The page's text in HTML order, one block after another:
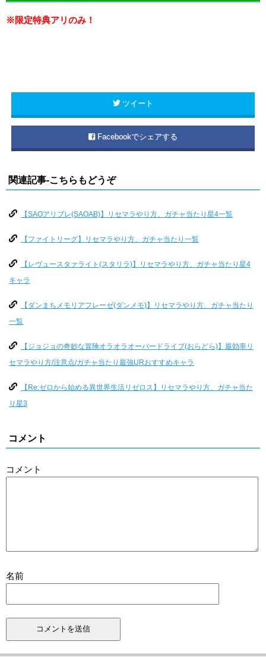
※限定特典アリのみ！
ツイート
Facebookでシェアする
関連記事-こちらもどうぞ
【SAOアリブレ(SAOAB)】リセマラやり方、ガチャ当たり星4一覧
【ファイトリーグ】リセマラやり方、ガチャ当たり一覧
【レヴュースタァライト(スタリラ)】リセマラやり方、ガチャ当たり星4
キャラ
【ダンまちメモリアフレーゼ(ダンメモ)】リセマラやり方、ガチャ当たり
一覧
【ジョジョの奇妙な冒険オラオラオーバードライブ(おらどら)】最効率リ
セマラやり方/注意点/ガチャ当たり最強URおすすめキャラ
【Re:ゼロから始める異世界生活リゼロス】リセマラやり方、ガチャ当た
り星3
コメント
コメント
名前